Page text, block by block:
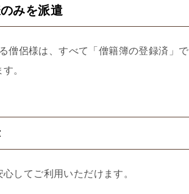
みを派遣
僧侶様は、すべて「僧籍簿の登録済」で
。
してご利用いただけます。